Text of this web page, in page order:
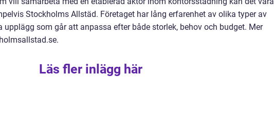
Stockholms Allstäd. Företaget har lång erfarenhet av olika typer av
upplägg som går att anpassa efter både storlek, behov och budget. Mer
Läs fler inlägg här